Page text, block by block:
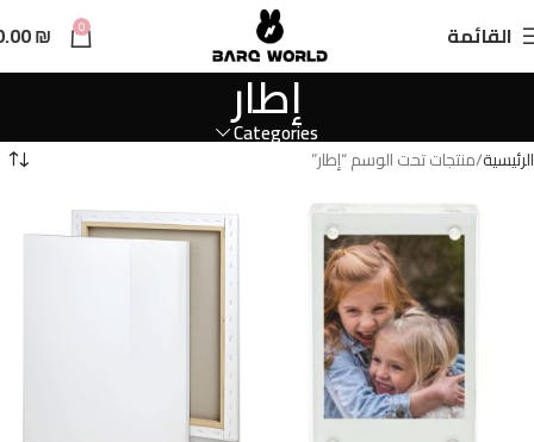
القائمة 0
₪
إطار
Categories
الرئيسية منتجات تحت الوسم “إطار”